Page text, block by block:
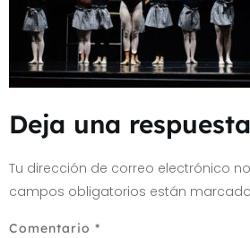
Deja una respuesta
Tu dirección de correo electrónico
campos obligatorios están
Comentario *